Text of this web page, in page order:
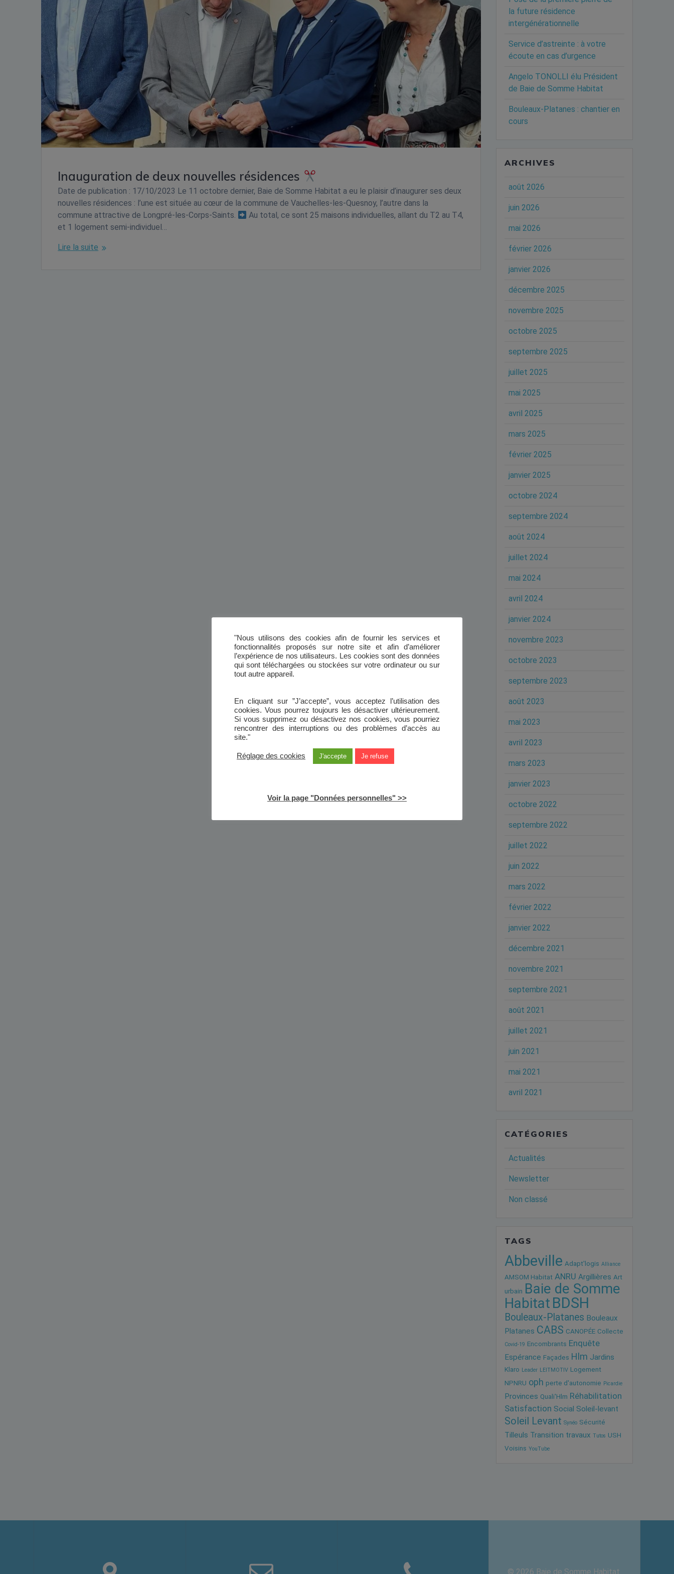
Inauguration de deux nouvelles résidences
Date de publication : 17/10/2023 Le 11 octobre dernier, Baie de Somme Habitat a eu le plaisir d’inaugurer ses deux
nouvelles résidences : l’une est située au cœur de la commune de Vauchelles-les-Quesnoy, l’autre dans la
commune attractive de Longpré-les-Corps-Saints.
Au total, ce sont 25 maisons individuelles, allant du T2 au T4,
et 1 logement semi-individuel…
Lire la suite
la future résidence
intergénérationnelle
Service d’astreinte : à votre
écoute en cas d’urgence
Angelo TONOLLI élu Président
de Baie de Somme Habitat
Bouleaux-Platanes : chantier en
cours
ARCHIVES
août 2026
juin 2026
mai 2026
février 2026
janvier 2026
décembre 2025
novembre 2025
octobre 2025
septembre 2025
juillet 2025
mai 2025
avril 2025
mars 2025
février 2025
janvier 2025
octobre 2024
septembre 2024
août 2024
juillet 2024
mai 2024
avril 2024
janvier 2024
novembre 2023
octobre 2023
septembre 2023
août 2023
mai 2023
avril 2023
mars 2023
janvier 2023
octobre 2022
septembre 2022
juillet 2022
juin 2022
mars 2022
février 2022
janvier 2022
décembre 2021
novembre 2021
septembre 2021
août 2021
juillet 2021
juin 2021
mai 2021
avril 2021
CATÉGORIES
Actualités
Newsletter
Non classé
TAGS
Abbeville Adapt'logis Alliance
AMSOM Habitat ANRU Argillières Art
urbain Baie de Somme
Habitat BDSH
Bouleaux-Platanes Bouleaux
Platanes CABS CANOPÉE Collecte
Covid-19 Encombrants Enquête
Espérance Façades Hlm Jardins
Klaro Leader LEITMOTIV Logement
NPNRU oph perte d'autonomie Picardie
Provinces Quali'Hlm Réhabilitation
Satisfaction Social Soleil-levant
Soleil Levant Synéo Sécurité
Tilleuls Transition travaux Tutos USH
Voisins YouTube
© 2026 Baie de Somme Habitat.
"Nous utilisons des cookies afin de fournir les services et
fonctionnalités proposés sur notre site et afin d’améliorer
l’expérience de nos utilisateurs. Les cookies sont des données
qui sont téléchargées ou stockées sur votre ordinateur ou sur
tout autre appareil.
En cliquant sur ”J’accepte”, vous acceptez l’utilisation des
cookies. Vous pourrez toujours les désactiver ultérieurement.
Si vous supprimez ou désactivez nos cookies, vous pourriez
rencontrer des interruptions ou des problèmes d’accès au
site."
Réglage des cookies J'accepte Je refuse
Voir la page "Données personnelles" >>